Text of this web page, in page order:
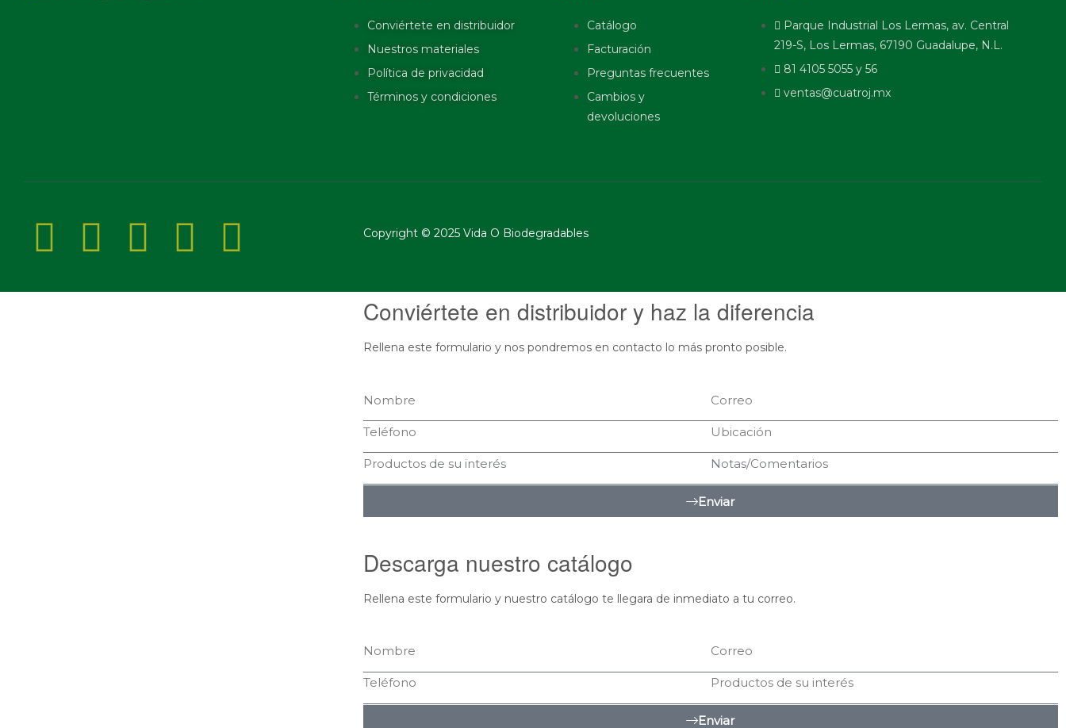
Conviértete en distribuidor
Nuestros materiales
Política de privacidad
Términos y condiciones
Catálogo
Facturación
Preguntas frecuentes
Cambios y
devoluciones
Parque Industrial Los Lermas, av. Central
219-S, Los Lermas, 67190 Guadalupe, N.L.
81 4105 5055 y 56
ventas@cuatroj.mx
Copyright © 2025 Vida O Biodegradables
Conviértete en distribuidor y haz la diferencia
Rellena este formulario y nos pondremos en contacto lo más pronto posible.
Enviar
Descarga nuestro catálogo
Rellena este formulario y nuestro catálogo te llegara de inmediato a tu correo.
Enviar